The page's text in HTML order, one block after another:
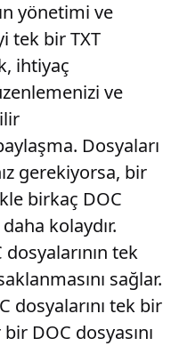
yönetimi ve
tek bir TXT
ihtiyaç
ve
. Dosyaları
gerekiyorsa, bir
birkaç DOC
kolaydır.
tek
sağlar.
dosyalarını tek bir
DOC dosyasını